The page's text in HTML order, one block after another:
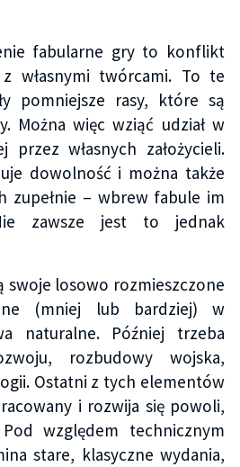
fabularne gry to konflikt
własnymi twórcami. To te
pomniejsze rasy, które są
Można więc wziąć udział w
przez własnych założycieli.
dowolność i można także
zupełnie – wbrew fabule im
zawsze jest to jednak
swoje losowo rozmieszczone
(mniej lub bardziej) w
naturalne. Później trzeba
rozbudowy wojska,
Ostatni z tych elementów
i rozwija się powoli,
względem technicznym
stare, klasyczne wydania,